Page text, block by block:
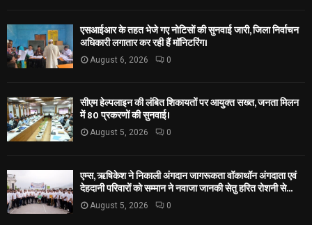
एसआईआर के तहत भेजे गए नोटिसों की सुनवाई जारी, जिला निर्वाचन
अधिकारी लगातार कर रही हैं मॉनिटरिंग।
August 6, 2026 0
सीएम हेल्पलाइन की लंबित शिकायतों पर आयुक्त सख्त, जनता मिलन
में 80 प्रकरणों की सुनवाई।
August 5, 2026 0
एम्स, ऋषिकेश ने निकाली अंगदान जागरूकता वॉकाथॉन अंगदाता एवं
देहदानी परिवारों को सम्मान ने नवाजा जानकी सेतु हरित रोशनी से...
August 5, 2026 0